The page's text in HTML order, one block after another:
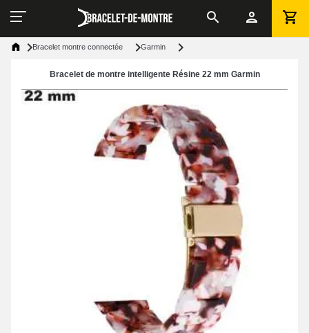
Bracelet montre connectée Garmin
Bracelet de montre intelligente Résine 22 mm Garmin